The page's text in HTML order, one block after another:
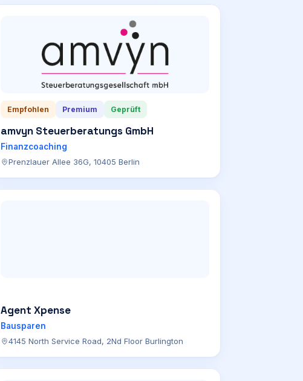
Empfohlen Premium Geprüft
amvyn Steuerberatungs GmbH
Finanzcoaching
Prenzlauer Allee 36G, 10405 Berlin
Agent Xpense
Bausparen
4145 North Service Road, 2Nd Floor Burlington